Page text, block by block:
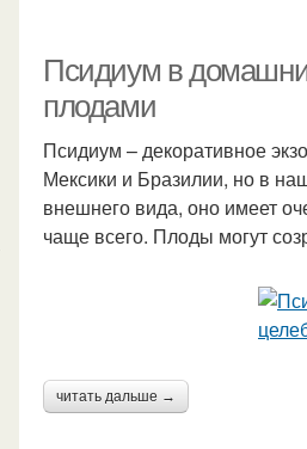
Псидиум в
плодами
Псидиум – декоративное
Мексики и Бразилии, но в
внешнего вида, оно имеет
чаще всего. Плоды могут
читать дальше →